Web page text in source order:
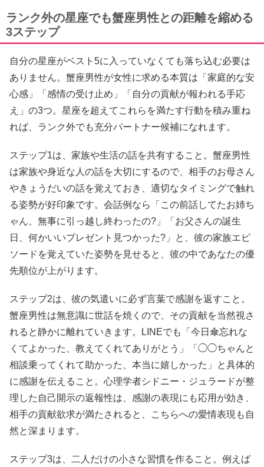
ランク外の星座でも蟹座男性との距離を縮める
3ステップ
自分の星座がベスト5に入っていなくても落ち込む必要は
ありません。蟹座男性が女性に求める本質は「家庭的な安
心感」「感情の受け止め」「自分の貢献が報われる手応
え」の3つ。星座を超えてこれらを満たす行動を積み重ね
れば、ランク外でも充分パートナー候補になれます。
ステップ1は、家族や生活の話を共有すること。蟹座男性
は家族や身近な人の話を大切にするので、相手のお母さん
やきょうだいの話を覚えておき、適切なタイミングで触れ
る姿勢が好印象です。会話例なら「この前話してたお姉ち
ゃん、無事に引っ越し終わったの?」「お父さんの誕生
日、何かいいプレゼント見つかった?」と、彼の家族エピ
ソードを覚えていた姿勢を見せると、彼の中であなたの優
先順位が上がります。
ステップ2は、彼の気遣いに必ず言葉で感謝を返すこと。
蟹座男性は無意識に世話を焼くので、その貢献を当然視さ
れると静かに離れていきます。LINEでも「今日傘忘れな
くてよかった、教えてくれてありがとう」「◯◯ちゃんと
相談乗ってくれて助かった、本当に嬉しかった」と具体的
に感謝を伝えること。心理学者シドニー・ジュラードが整
理した自己開示の返報性は、感謝の表現にも応用が効き、
相手の貢献欲求が満たされると、こちらへの愛情表現も自
然と深まります。
ステップ3は、二人だけの小さな習慣を作ること。例えば